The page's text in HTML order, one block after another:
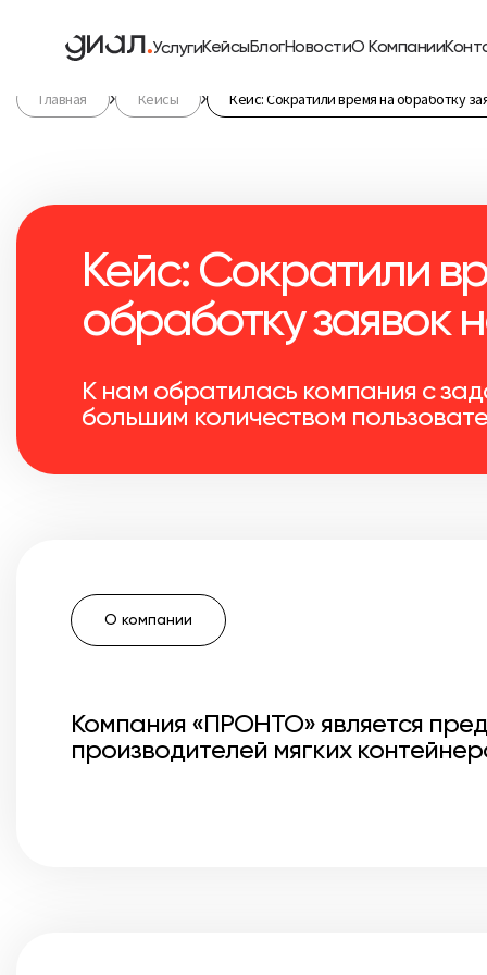
УслугиКейсыБлогНовостиО Компании
Главная Кейсы Кейс: Сократили время на обработку
Кейс: Сократили
обработку заявок
К нам обратилась компания с
большим количеством
О компании
Компания «ПРОНТО» является
производителей мягких